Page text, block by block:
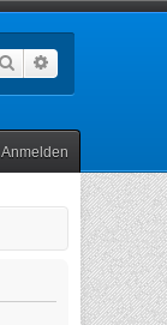
Suche
Anmelden